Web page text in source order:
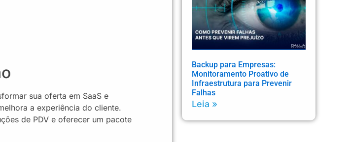
sua oferta em SaaS e
a experiência do cliente.
de PDV e oferecer um pacote
Backup para Empresas:
Monitoramento Proativo de
Infraestrutura para Prevenir
Falhas
Leia »